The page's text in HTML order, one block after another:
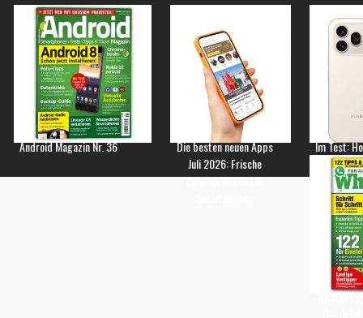
Android Magazin Nr. 36
Die besten neuen Apps
Juli 2026: Frische
Empfehlungen für
Im Test: